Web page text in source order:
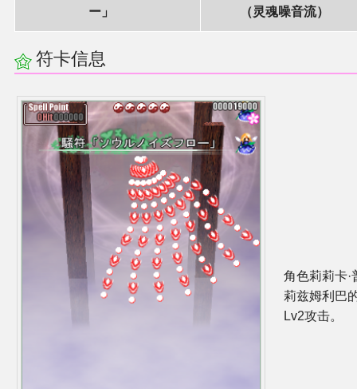
ー」
（灵魂噪音流）
符卡信息
角色莉莉卡·
莉兹姆利巴
Lv2攻击。